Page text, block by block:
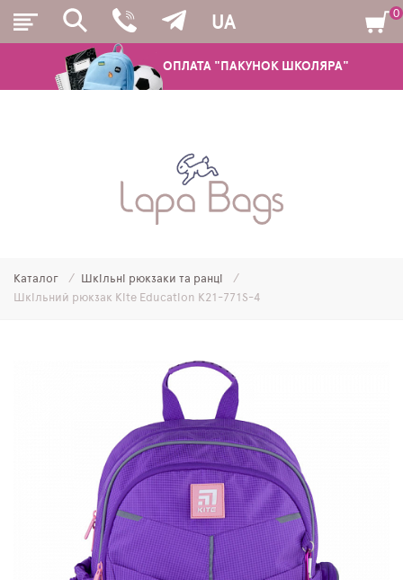
ОПЛАТА "ПАКУНОК ШКОЛЯРА"
UA
ШКІЛЬНІ РЮКЗАКИ ТА РАНЦІ
МОЛОДІЖНІ РЮКЗАКИ
SCHOOL STANDARD
0
Каталог
Шкільні рюкзаки та ранці
Шкільний рюкзак Kite Education K21-771S-4